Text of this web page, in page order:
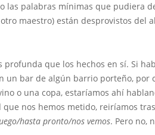
las palabras mínimas que pudiera
maestro) están desprovistos del
que los hechos en sí. Si
un bar de algún barrio porteño, por
o una copa, estaríamos ahí
nos hemos metido, reiríamos
hasta pronto/nos vemos. Pero no,